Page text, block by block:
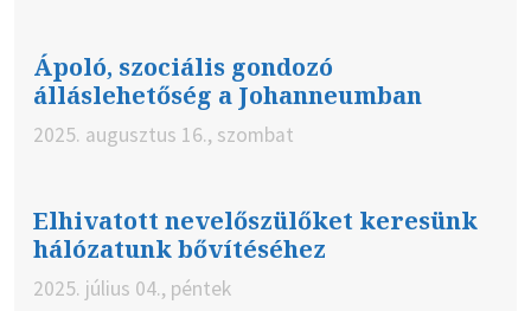
Ápoló, szociális gondozó
álláslehetőség a Johanneumban
2025. augusztus 16., szombat
Elhivatott nevelőszülőket keresünk
hálózatunk bővítéséhez
2025. július 04., péntek